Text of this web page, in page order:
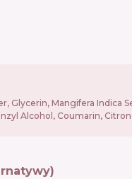
Glycerin, Mangifera Indica
Alcohol, Coumarin,